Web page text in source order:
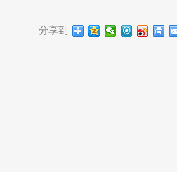
分享到